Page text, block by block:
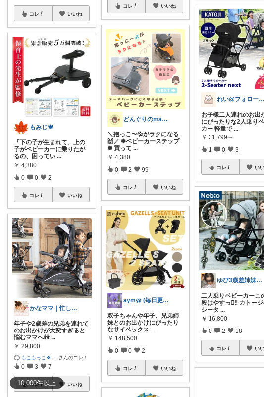
10,000件以上
コレ いいね
もみじ🍁
「下の子が生まれて、上の
子がベビーカーに乗りたが
るの、困ってい ...
￥ 4,380
0 0 2
コレ いいね
かなママ｜忙しいママへ商品紹介
年子や2歳差の兄弟を連れて
のお出かけが大変すぎると
悩むママへ👫 ...
￥ 29,800
もこもっこ🍀 さんのコレ！
0 3 7
コレ いいね
コレ いいね
どんぐりのmama☆子育てグッズ
＼抱っこ〜💦がラクになる
🙌／ ✽ベビーカーステップ
✽ 買って ...
￥ 4,380
0 2 99
コレ いいね
aym🥨 (毎日更新してます🙌)
双子ちゃんや年子、兄弟姉
妹とのお出かけにぴったり
なサイベックス ...
￥ 148,500
0 0 2
コレ いいね
れい@フォロー＆経由購入感謝です♪
お子様二人連れのお出
にぴったりな2人乗り
カー 軽量で ...
￥ 31,799～
1 0 3
コレ い
ゆぴ3歳差姉妹ママの育児&暮らしグッズ
二人乗りベビーカーこ
段はやすっ🫪‼️ カトー
シータ ...
￥ 16,800
0 2 18
コレ い